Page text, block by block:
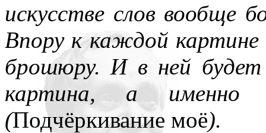
искусстве слов вообще
Впору к каждой картине
брошюру. И в ней
картина, а
(Подчёркивание моё).